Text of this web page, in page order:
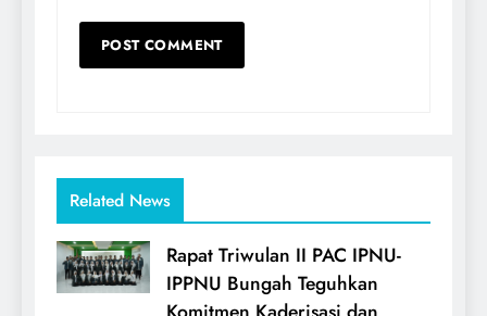
Related News
Rapat Triwulan II PAC IPNU-
IPPNU Bungah Teguhkan